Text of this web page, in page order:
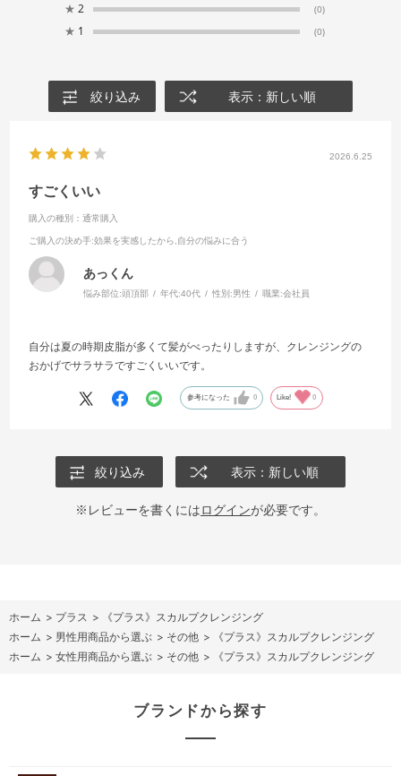
★ 2 (0)
★ 1 (0)
絞り込み 表示：新しい順
2026.6.25
すごくいい
購入の種別：通常購入
ご購入の決め手:効果を実感したから,自分の悩みに合う
あっくん
悩み部位:頭頂部 年代:40代 性別:男性 職業:会社員
自分は夏の時期皮脂が多くて髪がべったりしますが、クレンジングの
おかげでサラサラですごくいいです。
参考になった 0 Like! 0
絞り込み 表示：新しい順
※レビューを書くにはログインが必要です。
ホーム > プラス >
《プラス》スカルプクレンジング
ホーム > 男性用商品から選ぶ > その他 >
《プラス》スカルプクレンジング
ホーム > 女性用商品から選ぶ > その他 > 《プラス》スカルプクレンジング
ブランドから探す